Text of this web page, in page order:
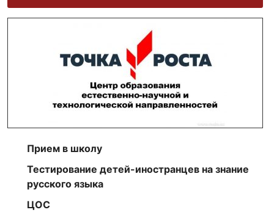
Прием в школу
Тестирование детей-иностранцев на знание
русского языка
ЦОС